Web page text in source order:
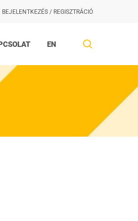
BEJELENTKEZÉS / REGISZTRÁCIÓ
EN